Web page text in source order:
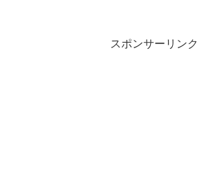
スポンサーリンク